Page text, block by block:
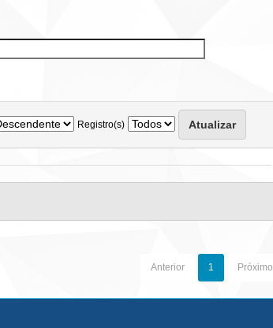
Registro(s)
Anterior 1 Próximo